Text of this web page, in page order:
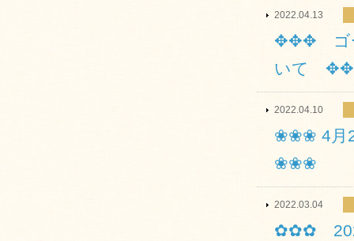
2022.04.13
✥✥✥ ゴー
いて
2022.04.10
❀❀❀ 4月
❀❀❀
2022.03.04
✿✿✿